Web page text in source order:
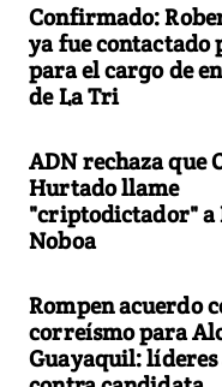
Confirmado:
ya fue contactado
para el cargo de
de La Tri
ADN rechaza que
Hurtado llame
"criptodictador" a
Noboa
Rompen acuerdo
correísmo para
Guayaquil: